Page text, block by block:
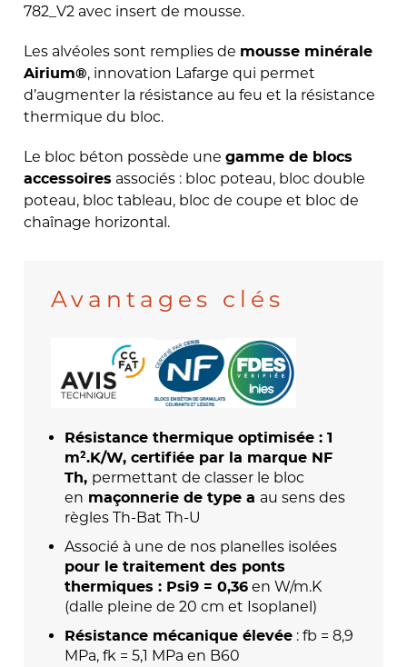
782_V2 avec insert de mousse.
Les alvéoles sont remplies de mousse minérale
Airium®, innovation Lafarge qui permet
d’augmenter la résistance au feu et la résistance
thermique du bloc.
Le bloc béton possède unegamme de blocs
accessoires associés : bloc poteau, bloc double
poteau, bloc tableau, bloc de coupe et bloc de
chaînage horizontal.
Avantages clés
Résistance thermique optimisée : 1
m².K/W, certifiée par la marque NF
Th, permettant de classer le bloc
en maçonnerie de type a au sens des
règles Th-Bat Th-U
Associé à une de nos planelles isolées
pour le traitement des ponts
thermiques : Psi9 = 0,36 en W/m.K
(dalle pleine de 20 cm et Isoplanel)
Résistance mécanique élevée : fb = 8,9
MPa, fk = 5,1 MPa en B60